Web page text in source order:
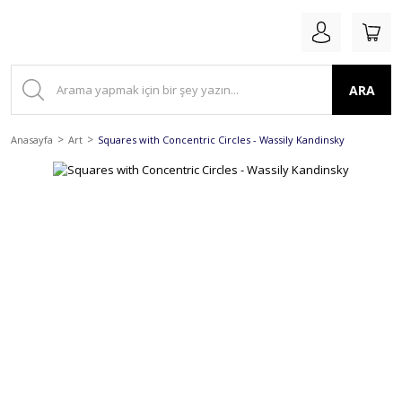
ARA
Anasayfa Art Squares with Concentric Circles - Wassily Kandinsky